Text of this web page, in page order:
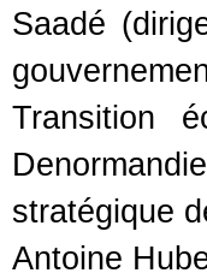
Saadé
Transition
stratégique
Antoine